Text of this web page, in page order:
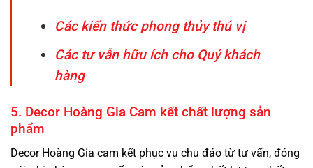
Các kiến thức phong thủy thú vị
Các tư vẫn hữu ích cho Quý khách
hàng
5. Decor Hoàng Gia Cam kết chất lượng sản
phẩm
Decor Hoàng Gia cam kết phục vụ chu đáo từ tư vấn, đóng